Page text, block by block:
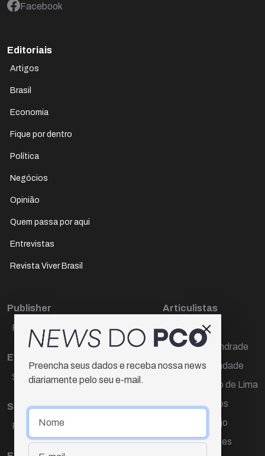
Facebook
Editoriais
Artigos
Brasil
Economia
Fique por dentro
Política
Negócios
Opinião
Quem passa por aqui
Entrevistas
Revista Viver Brasil
Publisher
Paulo Cesar de Oliveira
Editora Chefe
Sueli Cotta
Sub-editora
Raquel Ayres
Articulistas
Décio Freire
Dr Marcos Andrade
Hamilton Trindade
Igor Carvalho de Lima
Mario Campos
Renata Araújo
Wagner Gomes
Preencha seus dados e receba nossa news
diariamente pelo seu e-mail.